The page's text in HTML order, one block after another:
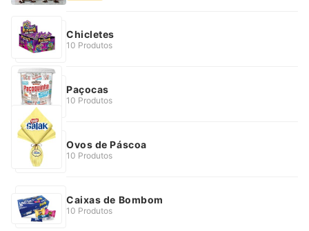
Chicletes
10 Produtos
Paçocas
10 Produtos
Ovos de Páscoa
10 Produtos
Caixas de Bombom
10 Produtos